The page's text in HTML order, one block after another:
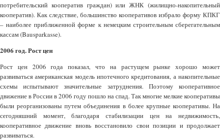
потребительский кооператив граждан) или ЖНК (жилищно-накопительный
кооператив). Как следствие, большинство кооперативов избрало форму КПКГ
– наиболее приближенной форме к немецким строительным сберегательным
кассам (Bausparkasse).
2006 год. Рост цен
Рост цен 2006 года показал, что на растущем рынке хорошо может
развиваться американская модель ипотечного кредитования, а накопительные
схемы испытывают значительные затруднения. Поэтому кооперативное
движение в России в 2006 году пошло на спад. Так многие мелкие кооперативы
были реорганизованы путем объединения в более крупные кооперативы. На
сегодняшний момент, благодаря стабилизации цен на недвижимость,
кооперативное движение вновь восстановило свои позиции и продолжает
развиваться.